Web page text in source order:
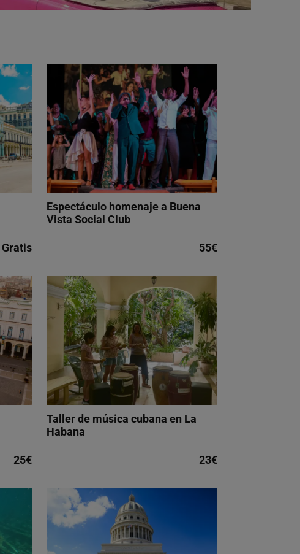
Gratis
Espectáculo homenaje a Buena
Vista Social Club
55€
25€
Taller de música cubana en La
Habana
23€